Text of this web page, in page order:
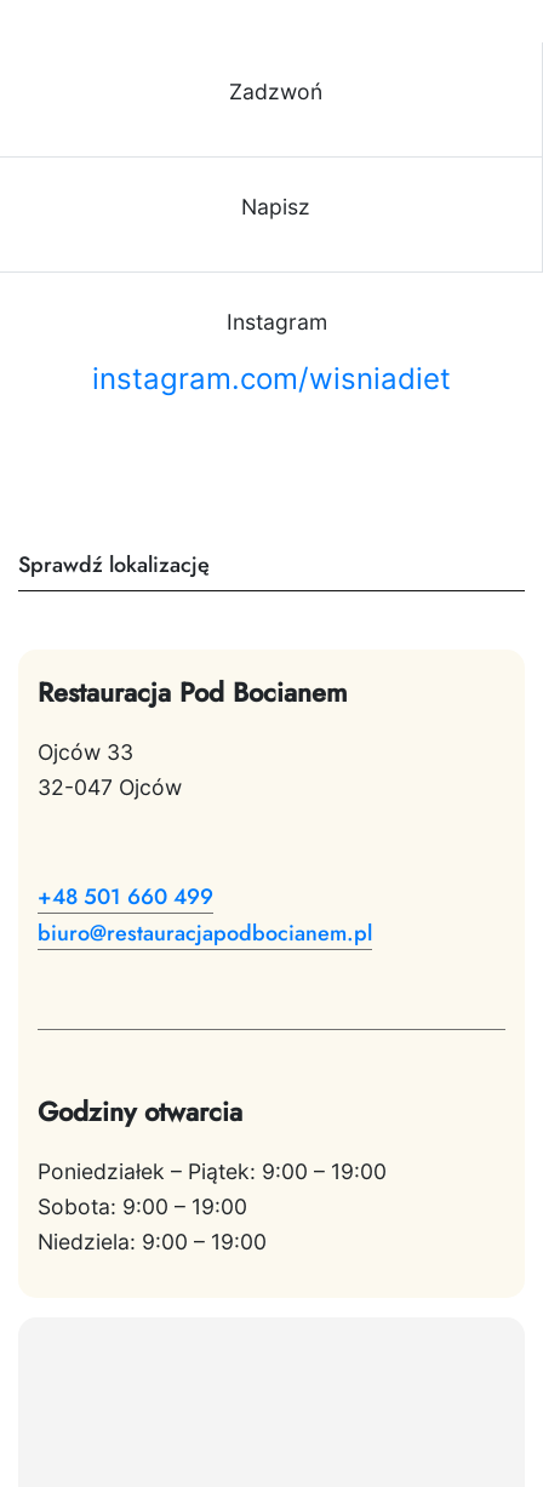
Zadzwoń
Napisz
Instagram
instagram.com/wisniadiet
Sprawdź lokalizację
Restauracja Pod Bocianem
Ojców 33
32-047 Ojców
+48 501 660 499
biuro@restauracjapodbocianem.pl
Godziny otwarcia
Poniedziałek – Piątek: 9:00 – 19:00
Sobota: 9:00 – 19:00
Niedziela: 9:00 – 19:00